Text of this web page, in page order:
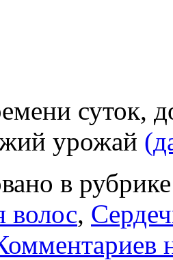
суток,
урожай
в
волос,